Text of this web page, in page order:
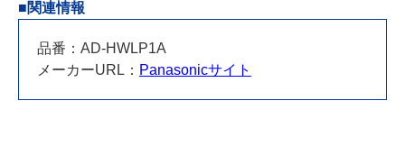
パ
■関連情報
品番：AD-HWLP1A
メーカーURL： Panasonicサイト